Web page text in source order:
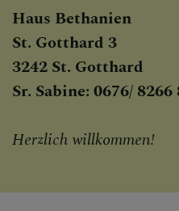
Haus Bethanien
St. Gotthard 3
3242 St. Gotthard
Sr. Sabine: 0676/ 8266
Herzlich willkommen!